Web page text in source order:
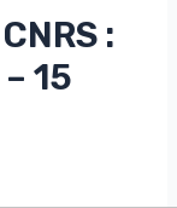
:
15